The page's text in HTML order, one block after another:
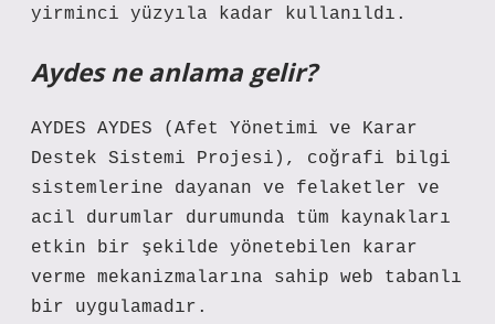
yirminci yüzyıla kadar kullanıldı.
Aydes ne anlama gelir?
AYDES AYDES (Afet Yönetimi ve Karar
Destek Sistemi Projesi), coğrafi bilgi
sistemlerine dayanan ve felaketler ve
acil durumlar durumunda tüm kaynakları
etkin bir şekilde yönetebilen karar
verme mekanizmalarına sahip web tabanlı
bir uygulamadır.